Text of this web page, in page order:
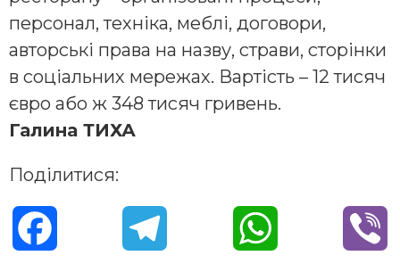
персонал, техніка, меблі, договори,
авторські права на назву, страви, сторінки
в соціальних мережах. Вартість – 12 тисяч
євро або ж 348 тисяч гривень.
Галина ТИХА
Поділитися: